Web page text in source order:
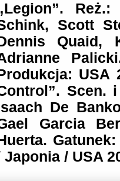
Scott
Quaid,
USA
Scen.
De
Garcia
Japonia / USA